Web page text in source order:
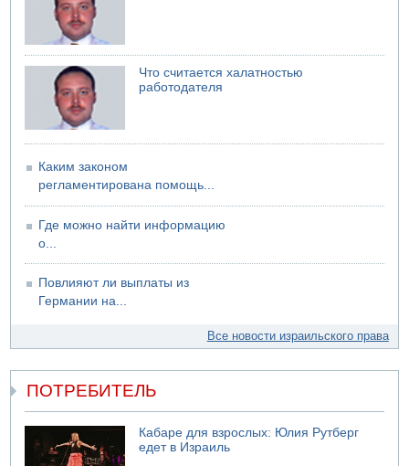
04.08.2026 12:29
Малыш обварился супом в Бней-Браке
Что считается халатностью
работодателя
Каким законом
регламентирована помощь...
Где можно найти информацию
о...
Повлияют ли выплаты из
Германии на...
Все новости израильского права
ПОТРЕБИТЕЛЬ
Кабаре для взрослых: Юлия Рутберг
едет в Израиль